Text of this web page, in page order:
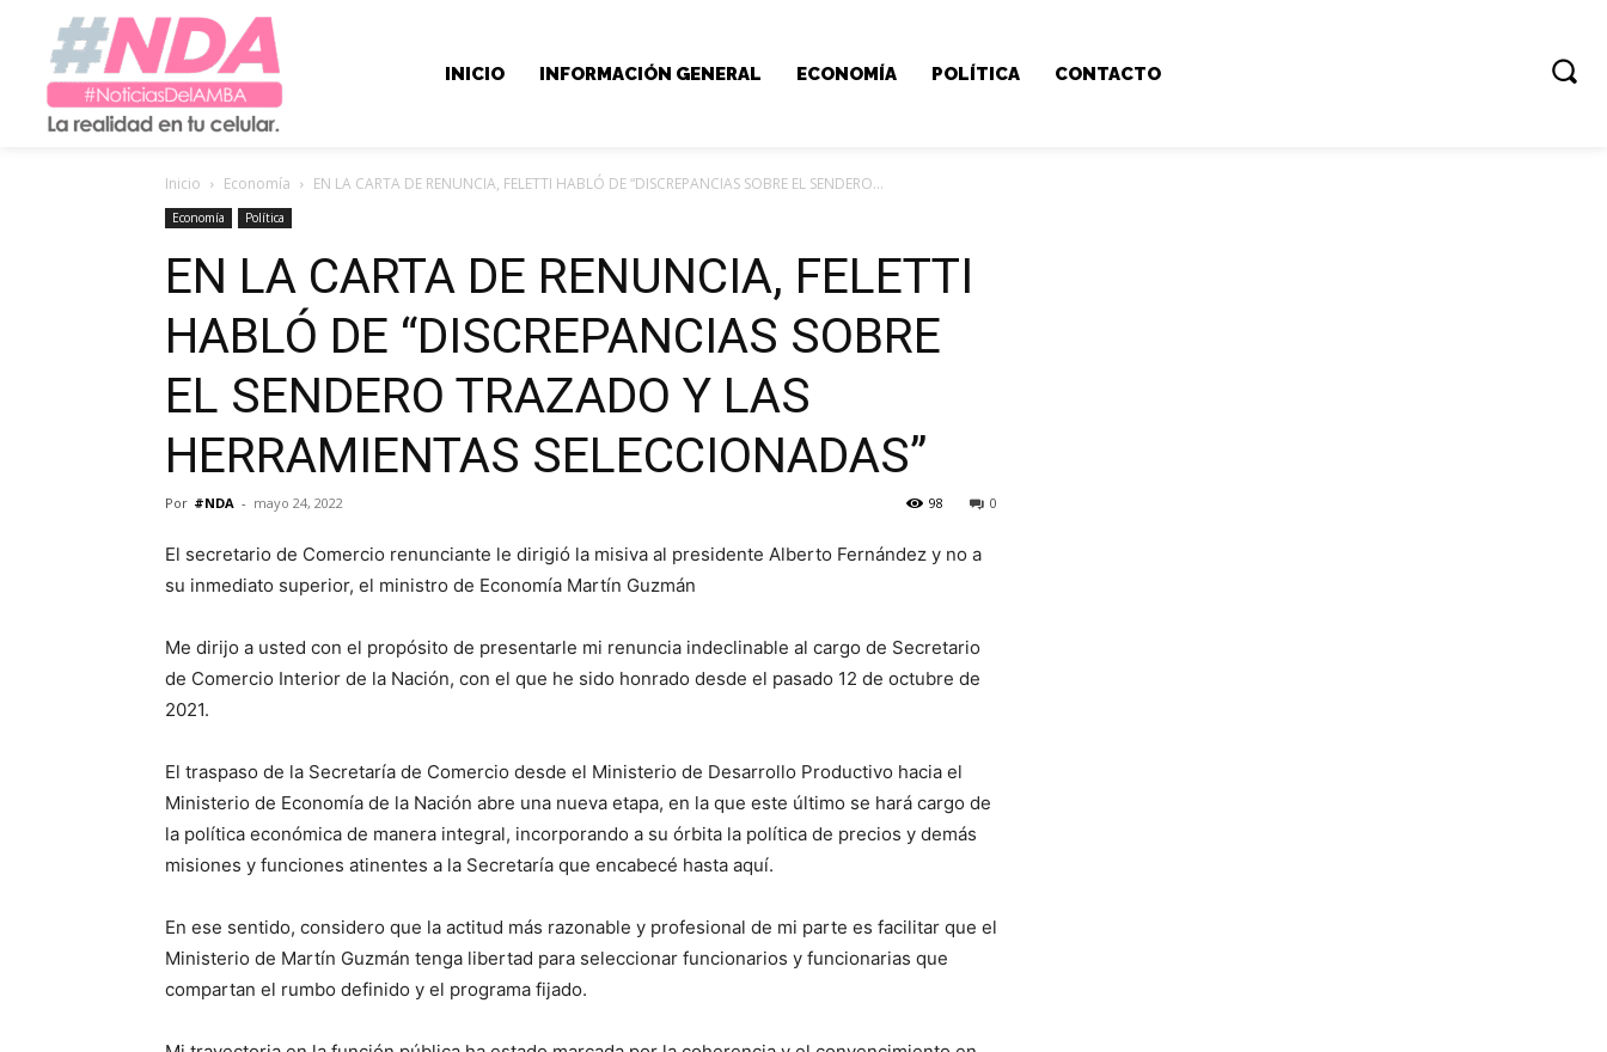
INICIO INFORMACIÓN GENERAL ECONOMÍA POLÍTICA CONTACTO
Inicio Economía EN LA CARTA DE RENUNCIA, FELETTI HABLÓ DE “DISCREPANCIAS SOBRE EL SENDERO...
Economía Política
EN LA CARTA DE RENUNCIA, FELETTI
HABLÓ DE “DISCREPANCIAS SOBRE
EL SENDERO TRAZADO Y LAS
HERRAMIENTAS SELECCIONADAS”
Por #NDA - mayo 24, 2022 0
98
El secretario de Comercio renunciante le dirigió la misiva al presidente Alberto Fernández y no a
su inmediato superior, el ministro de Economía Martín Guzmán
Me dirijo a usted con el propósito de presentarle mi renuncia indeclinable al cargo de Secretario
de Comercio Interior de la Nación, con el que he sido honrado desde el pasado 12 de octubre de
2021.
El traspaso de la Secretaría de Comercio desde el Ministerio de Desarrollo Productivo hacia el
Ministerio de Economía de la Nación abre una nueva etapa, en la que este último se hará cargo de
la política económica de manera integral, incorporando a su órbita la política de precios y demás
misiones y funciones atinentes a la Secretaría que encabecé hasta aquí.
En ese sentido, considero que la actitud más razonable y profesional de mi parte es facilitar que el
Ministerio de Martín Guzmán tenga libertad para seleccionar funcionarios y funcionarias que
compartan el rumbo definido y el programa fijado.